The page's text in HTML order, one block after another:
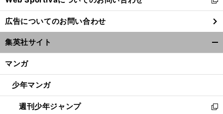
新
し
い
ウ
ィ
ン
ウ
開
く
広告についてのお問い合わせ
集英社サイト
マンガ
少年マンガ
週刊少年ジャンプ
新